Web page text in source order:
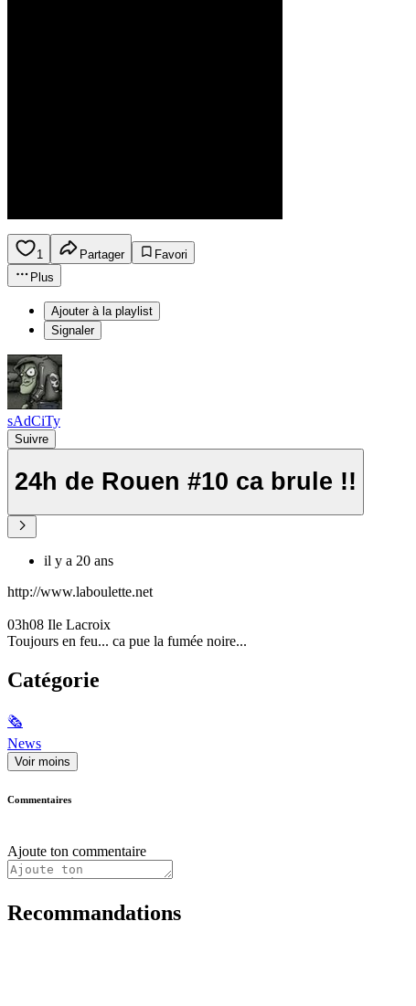
1 Partager
Favori
Plus
Ajouter à la playlist
Signaler
sAdCiTy
Suivre
24h de Rouen #10 ca brule !!
il y a 20 ans
http://www.laboulette.net
03h08 Ile Lacroix
Toujours en feu... ca pue la fumée noire...
Catégorie
🗞
News
Voir moins
Commentaires
Ajoute ton commentaire
Recommandations